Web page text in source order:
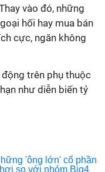
vào đó, những
hối hay mua bán
cực, ngăn không
động trên phụ thuộc
như diễn biến tỷ